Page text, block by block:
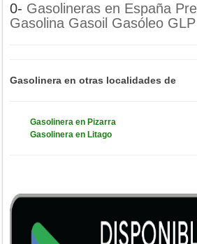
0- Gasolineras en España
Gasolina Gasoil Gasóleo
Gasolinera en otras localidades de
Gasolinera en Pizarra
Gasolinera en Litago